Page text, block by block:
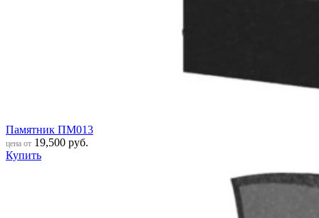
Памятник ПМ013
цена от 19,500 руб.
Купить